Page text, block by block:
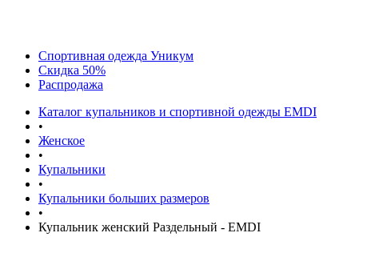
Спортивная одежда Уникум
Скидка 50%
Распродажа
Каталог купальников и спортивной одежды EMDI
•
Женское
•
Купальники
•
Купальники больших размеров
•
Купальник женский Раздельный - EMDI